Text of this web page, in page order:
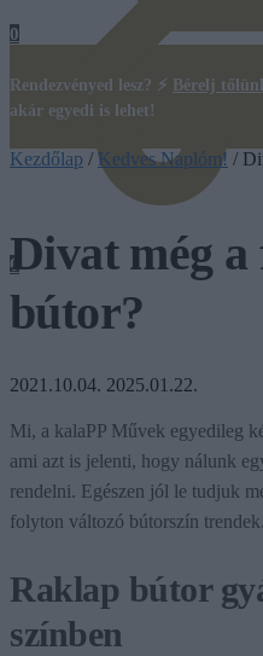
0
0
Rendezvényed lesz? ⚡ Bérelj
akár egyedi is lehet!
Kezdőlap / Kedves Naplóm! /
Divat még
bútor?
2021.10.04. 2025.01.22.
Mi, a kalaPP Művek egyedileg
ami azt is jelenti, hogy nálunk
rendelni. Egészen jól le tudjuk
folyton változó bútorszín trendek.
Raklap bútor
színben